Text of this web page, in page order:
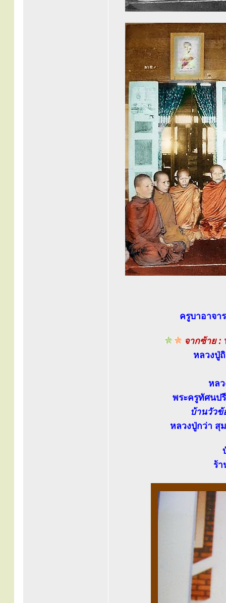
ครูบาอาจา
จากซ้าย :
หลวงปู่
หล
พระครูทัศนป
บ้านวัวข้
หลวงปู่กว่า สุ
ร้